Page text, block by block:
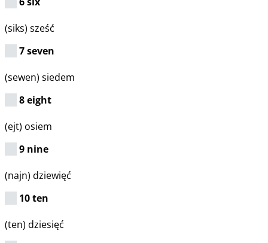
(siks) sześć
7 seven
(sewen) siedem
8 eight
(ejt) osiem
9 nine
(najn) dziewięć
10 ten
(ten) dziesięć